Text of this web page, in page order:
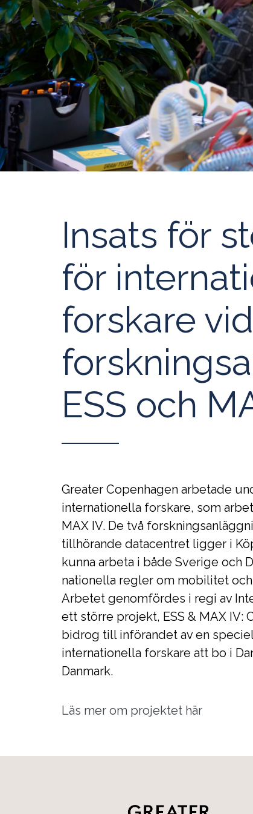
Insats för
för
forskare vid
ESS och
Greater Copenhagen arbetade
internationella forskare, som
MAX IV. De två
tillhörande datacentret ligger i
kunna arbeta i både Sverige och
nationella regler om mobilitet
Arbetet genomfördes i regi av
ett större projekt, ESS & MAX IV:
bidrog till införandet av en
internationella forskare att bo i
Danmark.
Läs mer om projektet här